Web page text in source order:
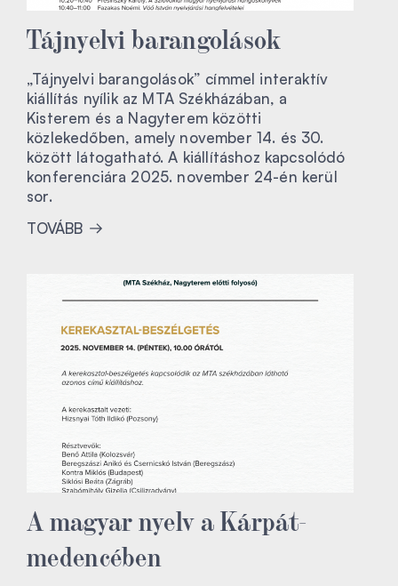
Tájnyelvi barangolások
„Tájnyelvi barangolások” címmel interaktív
kiállítás nyílik az MTA Székházában, a
Kisterem és a Nagyterem közötti
közlekedőben, amely november 14. és 30.
között látogatható. A kiállításhoz kapcsolódó
konferenciára 2025. november 24-én kerül
sor.
TOVÁBB
A magyar nyelv a Kárpát-
medencében